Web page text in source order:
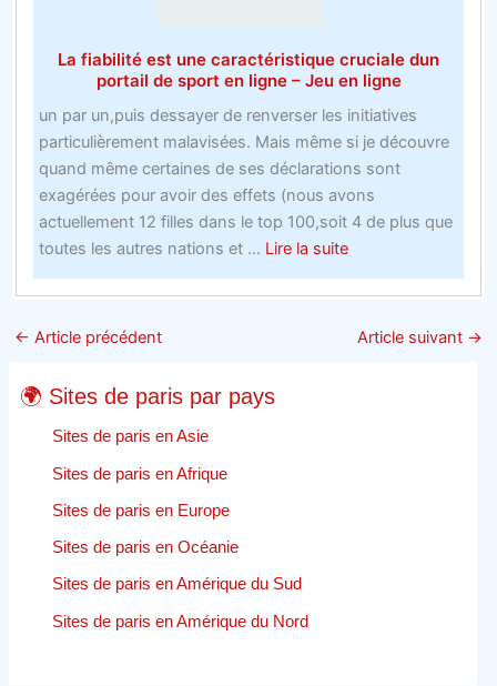
marchés
avec
les
paris
gratuits
de
bookmakers
La fiabilité est une caractéristique cruciale dun
portail de sport en ligne – Jeu en ligne
un par un,puis dessayer de renverser les initiatives
particulièrement malavisées. Mais même si je découvre
quand même certaines de ses déclarations sont
exagérées pour avoir des effets (nous avons
actuellement 12 filles dans le top 100,soit 4 de plus que
toutes les autres nations et ... Lire la suiteabout
La
fiabilité
est
← Article précédent Article suivant →
🌍 Sites de paris par pays
Sites de paris en Asie
Sites de paris en Afrique
Sites de paris en Europe
Sites de paris en Océanie
Sites de paris en Amérique du Sud
Sites de paris en Amérique du Nord